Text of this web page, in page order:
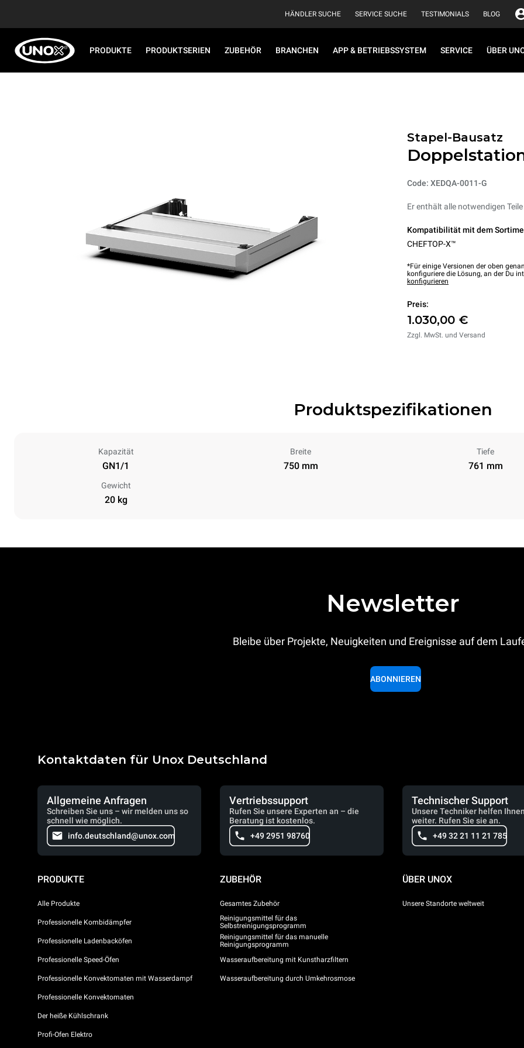
HÄNDLER SUCHE SERVICE SUCHE TESTIMONIALS BLOG
PRODUKTE PRODUKTSERIEN ZUBEHÖR BRANCHEN APP & BETRIEBSSYSTEM SERVICE ÜBER
Stapel-Bausatz
Code: XEDQA-0011-G
Er enthält alle notwendigen
Kompatibilität mit dem
CHEFTOP-X™
*Für einige Versionen der oben
konfiguriere die Lösung, an der Du
konfigurieren
Preis:
1.030,00 €
Zzgl. MwSt. und Versand
Produktspezifikationen
Kapazität
GN1/1
Breite
750 mm
Tiefe
761 mm
Gewicht
20 kg
Newsletter
Bleibe über Projekte, Neuigkeiten und Ereignisse auf dem
ABONNIEREN
Kontaktdaten für Unox Deutschland
Allgemeine Anfragen
Schreiben Sie uns – wir melden uns so
schnell wie möglich.
info.deutschland@unox.com
Vertriebssupport
Rufen Sie unsere Experten an – die
Beratung ist kostenlos.
+49 2951 98760
Technischer Support
Unsere Techniker helfen
weiter. Rufen Sie sie an.
+49 32 21 11 21 785
PRODUKTE
Alle Produkte
Professionelle Kombidämpfer
Professionelle Ladenbacköfen
Professionelle Speed-Öfen
Professionelle Konvektomaten mit Wasserdampf
Professionelle Konvektomaten
Der heiße Kühlschrank
Profi-Ofen Elektro
ZUBEHÖR
Gesamtes Zubehör
Reinigungsmittel für das
Selbstreinigungsprogramm
Reinigungsmittel für das manuelle
Reinigungsprogramm
Wasseraufbereitung mit Kunstharzfiltern
Wasseraufbereitung durch Umkehrosmose
ÜBER UNOX
Unsere Standorte weltweit